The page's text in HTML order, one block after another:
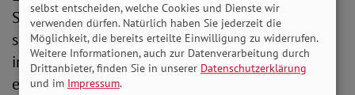
SoVD schon lange fordern“, erklärt Bauer. Hierzu
sind in einem ersten Schritt alle Erwerbstätigen
in die gesetzliche Rentenversicherung
einzubeziehen, die bislang in keinem
selbst entscheiden, welche Cookies und Dienste wir
verwenden dürfen. Natürlich haben Sie jederzeit die
Möglichkeit, die bereits erteilte Einwilligung zu widerrufen.
Weitere Informationen, auch zur Datenverarbeitung durch
Drittanbieter, finden Sie in unserer Datenschutzerklärung
und im Impressum.